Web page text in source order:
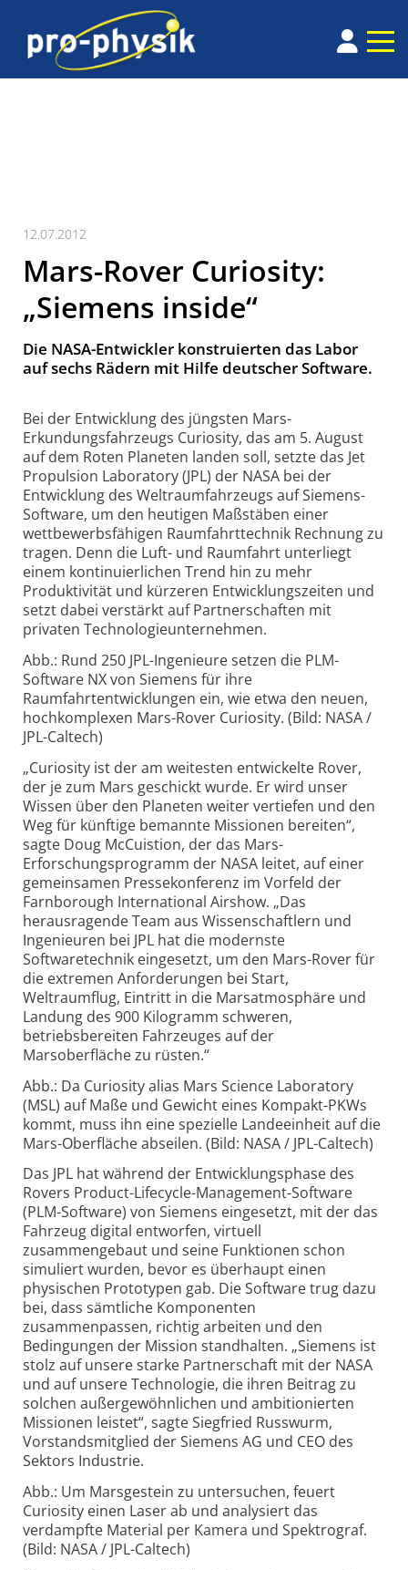
12.07.2012
Mars-Rover Curiosity:
„Siemens inside“
Die NASA-Entwickler konstruierten das Labor
auf sechs Rädern mit Hilfe deutscher Software.
Bei der Entwicklung des jüngsten Mars-
Erkundungsfahrzeugs Curiosity, das am 5. August
auf dem Roten Planeten landen soll, setzte das Jet
Propulsion Laboratory (JPL) der NASA bei der
Entwicklung des Weltraumfahrzeugs auf Siemens-
Software, um den heutigen Maßstäben einer
wettbewerbsfähigen Raumfahrttechnik Rechnung zu
tragen. Denn die Luft- und Raumfahrt unterliegt
einem kontinuierlichen Trend hin zu mehr
Produktivität und kürzeren Entwicklungszeiten und
setzt dabei verstärkt auf Partnerschaften mit
privaten Technologieunternehmen.
Abb.: Rund 250 JPL-Ingenieure setzen die PLM-
Software NX von Siemens für ihre
Raumfahrtentwicklungen ein, wie etwa den neuen,
hochkomplexen Mars-Rover Curiosity. (Bild: NASA /
JPL-Caltech)
„Curiosity ist der am weitesten entwickelte Rover,
der je zum Mars geschickt wurde. Er wird unser
Wissen über den Planeten weiter vertiefen und den
Weg für künftige bemannte Missionen bereiten“,
sagte Doug McCuistion, der das Mars-
Erforschungsprogramm der NASA leitet, auf einer
gemeinsamen Pressekonferenz im Vorfeld der
Farnborough International Airshow. „Das
herausragende Team aus Wissenschaftlern und
Ingenieuren bei JPL hat die modernste
Softwaretechnik eingesetzt, um den Mars-Rover für
die extremen Anforderungen bei Start,
Weltraumflug, Eintritt in die Marsatmosphäre und
Landung des 900 Kilogramm schweren,
betriebsbereiten Fahrzeuges auf der
Marsoberfläche zu rüsten.“
Abb.: Da Curiosity alias Mars Science Laboratory
(MSL) auf Maße und Gewicht eines Kompakt-PKWs
kommt, muss ihn eine spezielle Landeeinheit auf die
Mars-Oberfläche abseilen. (Bild: NASA / JPL-Caltech)
Das JPL hat während der Entwicklungsphase des
Rovers Product-Lifecycle-Management-Software
(PLM-Software) von Siemens eingesetzt, mit der das
Fahrzeug digital entworfen, virtuell
zusammengebaut und seine Funktionen schon
simuliert wurden, bevor es überhaupt einen
physischen Prototypen gab. Die Software trug dazu
bei, dass sämtliche Komponenten
zusammenpassen, richtig arbeiten und den
Bedingungen der Mission standhalten. „Siemens ist
stolz auf unsere starke Partnerschaft mit der NASA
und auf unsere Technologie, die ihren Beitrag zu
solchen außergewöhnlichen und ambitionierten
Missionen leistet“, sagte Siegfried Russwurm,
Vorstandsmitglied der Siemens AG und CEO des
Sektors Industrie.
Abb.: Um Marsgestein zu untersuchen, feuert
Curiosity einen Laser ab und analysiert das
verdampfte Material per Kamera und Spektrograf.
(Bild: NASA / JPL-Caltech)